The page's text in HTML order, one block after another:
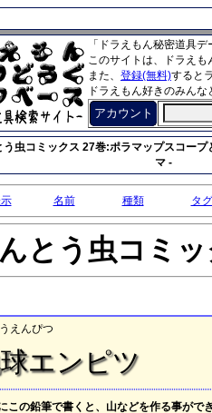
「ドラえもん秘密道具
このサイトは、ドラえ
また、 登録(無料)すると
ドラえもん好きのみん
アカウント
う虫コミックス 27巻:ポラマップスコー
マ -
名前 種類 タグ
とう虫コミ
えんぴつ
エンピツ
この鉛筆で書くと、山などを作る事がで